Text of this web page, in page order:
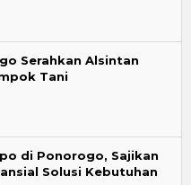
Serahkan Alsintan
Tani
di Ponorogo, Sajikan
Solusi Kebutuhan